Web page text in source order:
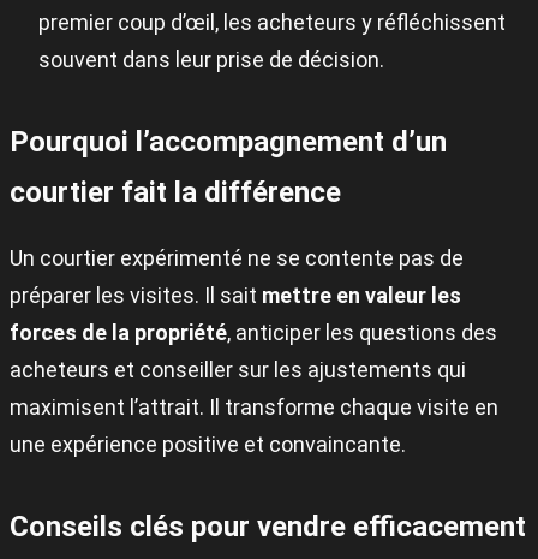
premier coup d’œil, les acheteurs y réfléchissent
souvent dans leur prise de décision.
Pourquoi l’accompagnement d’un
courtier fait la différence
Un courtier expérimenté ne se contente pas de
préparer les visites. Il sait mettre en valeur les
forces de la propriété, anticiper les questions des
acheteurs et conseiller sur les ajustements qui
maximisent l’attrait. Il transforme chaque visite en
une expérience positive et convaincante.
Conseils clés pour vendre efficacement